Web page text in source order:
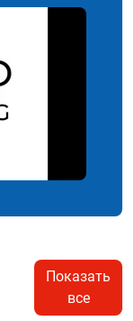
Показать
все